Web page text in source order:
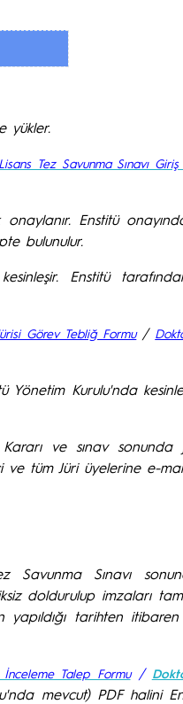
yükler.
Tez Savunma Sınavı
onaylanır. Enstitü
bulunulur.
Enstitü
Görev Tebliğ Formu /
Yönetim Kurulu'nda
ve sınav sonunda
tüm Jüri üyelerine e-
Savunma Sınavı
doldurulup imzaları
yapıldığı tarihten
İnceleme Talep Formu/
mevcut) PDF halini